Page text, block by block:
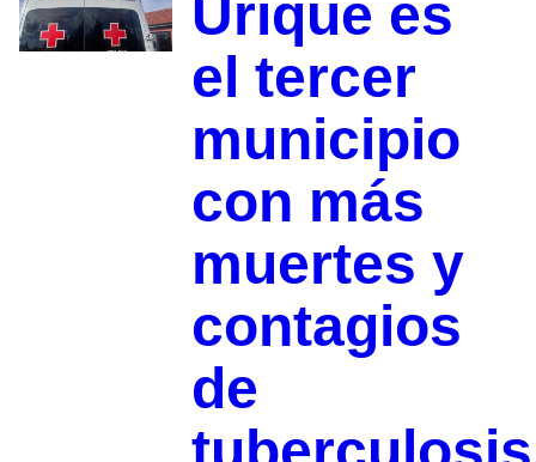
Urique es
el tercer
municipio
con más
muertes y
contagios
de